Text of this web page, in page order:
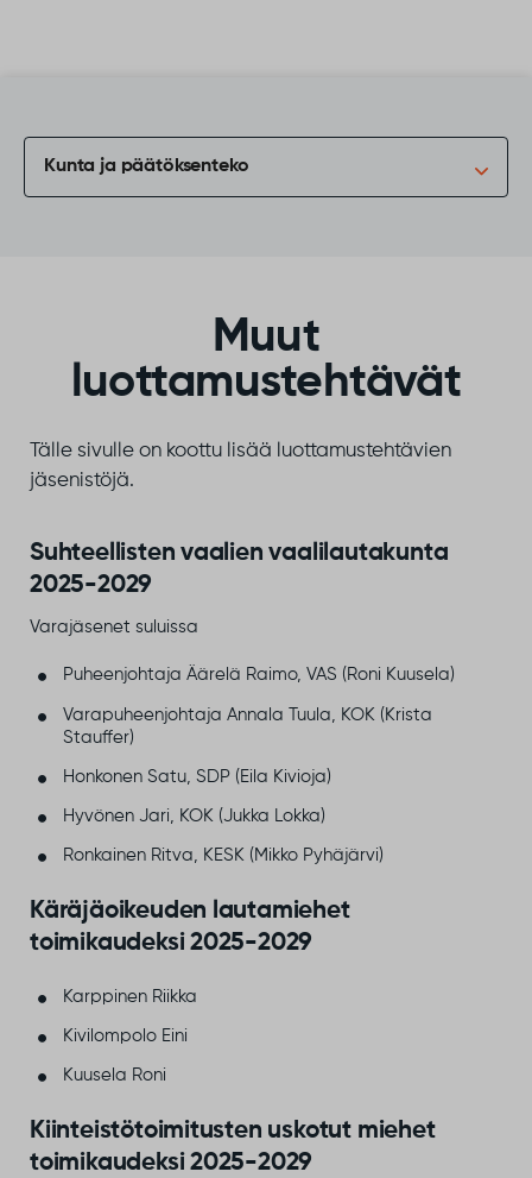
Kunta ja päätöksenteko
Muut
luottamustehtävät
Tälle sivulle on koottu lisää luottamustehtävien
jäsenistöjä.
Suhteellisten vaalien vaalilautakunta
2025-2029
​Varajäsenet suluissa
​Puheenjohtaja Äärelä Raimo, VAS (Roni Kuusela)
Varapuheenjohtaja ​Annala Tuula, KOK (Krista
Stauffer)
Honkonen Satu, SDP (Eila Kivioja)
​Hyvönen Jari, KOK (Jukka Lokka)
Ronkainen Ritva, KESK (Mikko Pyhäjärvi)
​Käräjäoikeuden lautamiehet
toimikaudeksi 2025-2029
Karppinen Riikka
Kivilompolo Eini
Kuusela Roni
Kiinteistötoimitusten uskotut miehet
toimikaudeksi 2025-2029